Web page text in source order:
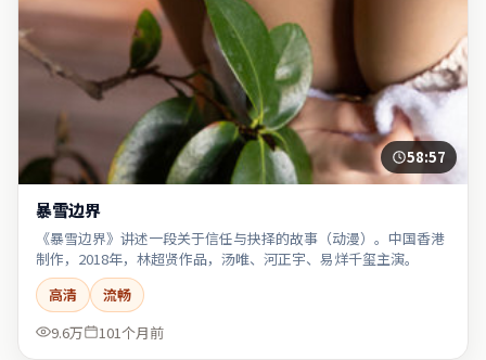
58:57
暴雪边界
《暴雪边界》讲述一段关于信任与抉择的故事（动漫）。中国香港
制作，2018年，林超贤作品，汤唯、河正宇、易烊千玺主演。
高清
流畅
9.6万
101个月前